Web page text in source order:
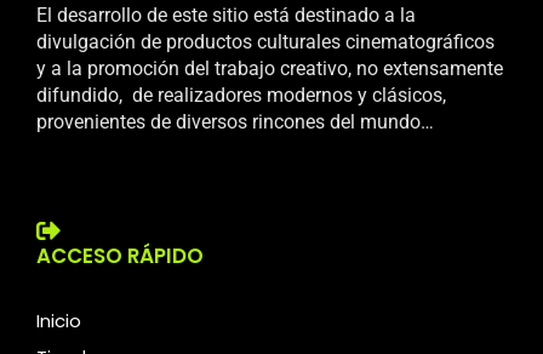
El desarrollo de este sitio está destinado a la
divulgación de productos culturales cinematográficos
y a la promoción del trabajo creativo, no extensamente
difundido, de realizadores modernos y clásicos,
provenientes de diversos rincones del mundo…
ACCESO RÁPIDO
Inicio